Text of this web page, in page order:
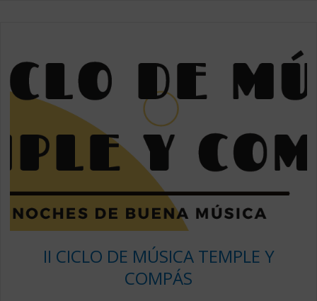
II CICLO DE MÚSICA TEMPLE Y
COMPÁS